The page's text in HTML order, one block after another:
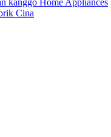
kanggo Home Appliances
Cina